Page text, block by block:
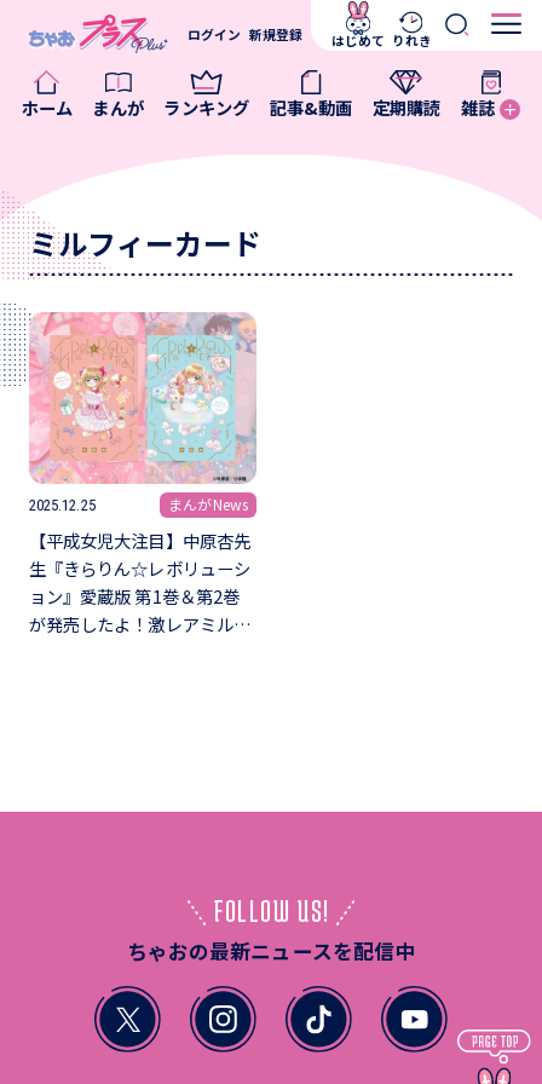
ホーム まんが ランキング 記事&動画 定期購読 雑誌
ログイン 新規登録 はじめて りれき
ミルフィーカード
2025.12.25 まんがNews
【平成女児大注目】中原杏先
生『きらりん☆レボリューシ
ョン』愛蔵版 第1巻＆第2巻
が発売したよ！激レアミル…
FOLLOW US!
ちゃおの最新ニュースを配信中